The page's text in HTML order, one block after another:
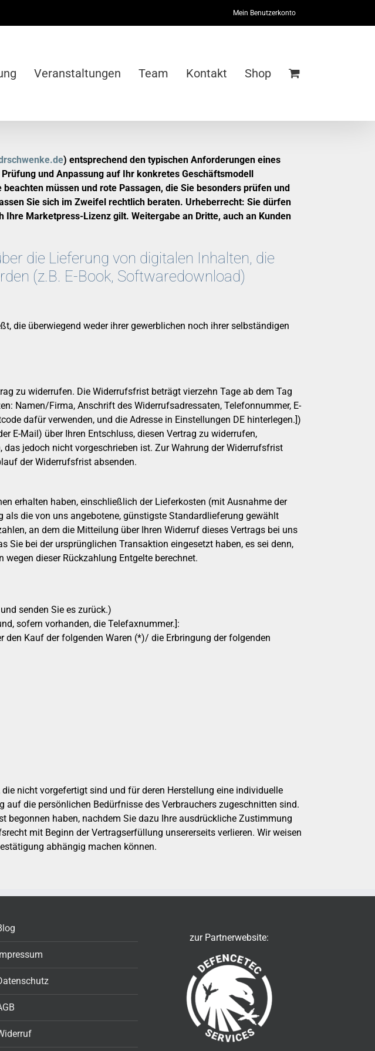
Mein Benutzerkonto
Veranstaltungen Team Kontakt Shop
) entsprechend den typischen Anforderungen eines
und Anpassung auf Ihr konkretes Geschäftsmodell
müssen und rote Passagen, die Sie besonders prüfen und
Sie sich im Zweifel rechtlich beraten. Urheberrecht: Sie dürfen
Marketpress-Lizenz gilt. Weitergabe an Dritte, auch an Kunden
die Lieferung von digitalen Inhalten, die
(z.B. E-Book, Softwaredownload)
die überwiegend weder ihrer gewerblichen noch ihrer selbständigen
zu widerrufen. Die Widerrufsfrist beträgt vierzehn Tage ab dem Tag
Namen/Firma, Anschrift des Widerrufsadressaten, Telefonnummer, E-
dafür verwenden, und die Adresse in Einstellungen DE hinterlegen.])
E-Mail) über Ihren Entschluss, diesen Vertrag zu widerrufen,
jedoch nicht vorgeschrieben ist. Zur Wahrung der Widerrufsfrist
der Widerrufsfrist absenden.
erhalten haben, einschließlich der Lieferkosten (mit Ausnahme der
als die von uns angebotene, günstigste Standardlieferung gewählt
an dem die Mitteilung über Ihren Widerruf dieses Vertrags bei uns
bei der ursprünglichen Transaktion eingesetzt haben, es sei denn,
dieser Rückzahlung Entgelte berechnet.
senden Sie es zurück.)
sofern vorhanden, die Telefaxnummer.]:
Kauf der folgenden Waren (*)/ die Erbringung der folgenden
nicht vorgefertigt sind und für deren Herstellung eine individuelle
die persönlichen Bedürfnisse des Verbrauchers zugeschnitten sind.
begonnen haben, nachdem Sie dazu Ihre ausdrückliche Zustimmung
mit Beginn der Vertragserfüllung unsererseits verlieren. Wir weisen
abhängig machen können.
zur Partnerwebsite: